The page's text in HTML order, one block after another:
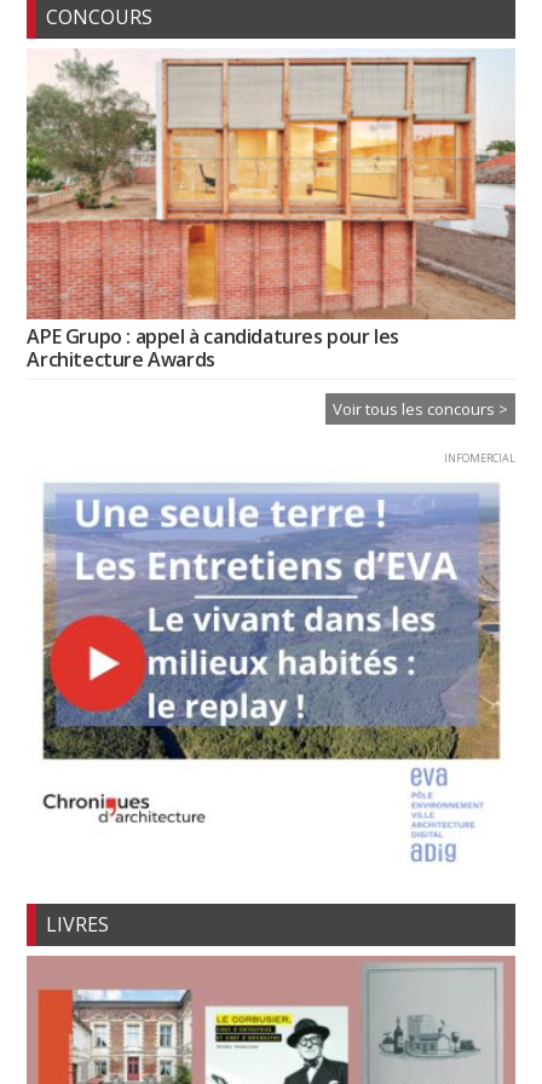
CONCOURS
APE Grupo : appel à candidatures pour les
Architecture Awards
Voir tous les concours >
INFOMERCIAL
LIVRES